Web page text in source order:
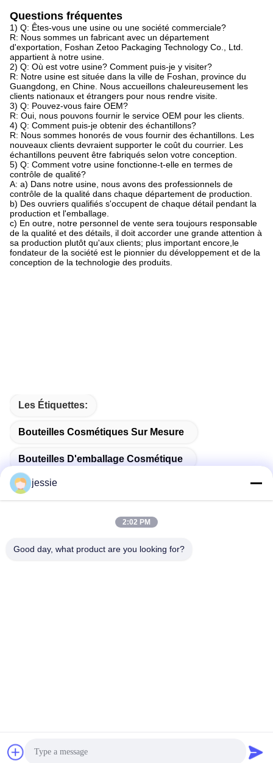
Questions fréquentes
1) Q: Êtes-vous une usine ou une société commerciale?
R: Nous sommes un fabricant avec un département
d'exportation, Foshan Zetoo Packaging Technology Co., Ltd.
appartient à notre usine.
2) Q: Où est votre usine? Comment puis-je y visiter?
R: Notre usine est située dans la ville de Foshan, province du
Guangdong, en Chine. Nous accueillons chaleureusement les
clients nationaux et étrangers pour nous rendre visite.
3) Q: Pouvez-vous faire OEM?
R: Oui, nous pouvons fournir le service OEM pour les clients.
4) Q: Comment puis-je obtenir des échantillons?
R: Nous sommes honorés de vous fournir des échantillons. Les
nouveaux clients devraient supporter le coût du courrier. Les
échantillons peuvent être fabriqués selon votre conception.
5) Q: Comment votre usine fonctionne-t-elle en termes de
contrôle de qualité?
A: a) Dans notre usine, nous avons des professionnels de
contrôle de la qualité dans chaque département de production.
b) Des ouvriers qualifiés s'occupent de chaque détail pendant la
production et l'emballage.
c) En outre, notre personnel de vente sera toujours responsable
de la qualité et des détails, il doit accorder une grande attention à
sa production plutôt qu'aux clients; plus important encore,le
fondateur de la société est le pionnier du développement et de la
conception de la technologie des produits.
Les Étiquettes:
Bouteilles Cosmétiques Sur Mesure
Bouteilles D'emballage Cosmétique
Bouteille Vide Pour Produits Cosmétiques
jessie
2:02 PM
Good day, what product are you looking for?